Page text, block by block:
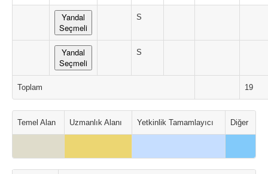
Yandal
Seçmeli
S
Yandal
Seçmeli
S
Toplam 19
Temel Alan Uzmanlık Alanı Yetkinlik Tamamlayıcı Diğer